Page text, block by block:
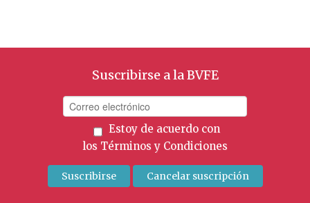
Suscribirse a la BVFE
Estoy de acuerdo con
los Términos y Condiciones